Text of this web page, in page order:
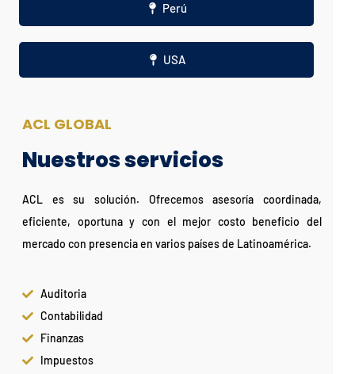
Perú
USA
ACL GLOBAL
Nuestros servicios
ACL es su solución. Ofrecemos asesoría coordinada,
eficiente, oportuna y con el mejor costo beneficio del
mercado con presencia en varios países de Latinoamérica.
Auditoria
Contabilidad
Finanzas
Impuestos